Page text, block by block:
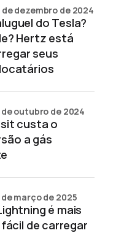
do Tesla?
Hertz está
seus
de dezembro de 2024
custa o
a gás
de outubro de 2024
é mais
de carregar
de março de 2025